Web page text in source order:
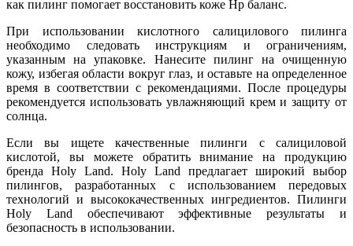
как пилинг помогает восстановить коже Hp баланс.
При использовании кислотного салицилового пилинга
необходимо следовать инструкциям и ограничениям,
указанным на упаковке. Нанесите пилинг на очищенную
кожу, избегая области вокруг глаз, и оставьте на определенное
время в соответствии с рекомендациями. После процедуры
рекомендуется использовать увлажняющий крем и защиту от
солнца.
Если вы ищете качественные пилинги с салициловой
кислотой, вы можете обратить внимание на продукцию
бренда Holy Land. Holy Land предлагает широкий выбор
пилингов, разработанных с использованием передовых
технологий и высококачественных ингредиентов. Пилинги
Holy Land обеспечивают эффективные результаты и
безопасность в использовании.